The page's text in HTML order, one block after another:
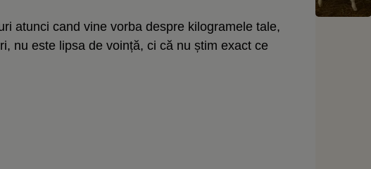
atunci cand vine vorba despre kilogramele tale,
nu este lipsa de voință, ci că nu știm exact ce